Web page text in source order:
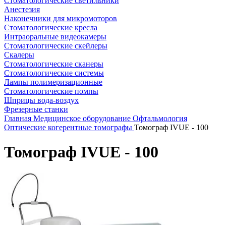
Анестезия
Наконечники для микромоторов
Стоматологические кресла
Интраоральные видеокамеры
Стоматологические скейлеры
Скалеры
Стоматологические сканеры
Стоматологические системы
Лампы полимеризационные
Стоматологические помпы
Шприцы вода-воздух
Фрезерные станки
Главная Медицинское оборудование Офтальмология
Оптические когерентные томографы Томограф IVUE - 100
Томограф IVUE - 100